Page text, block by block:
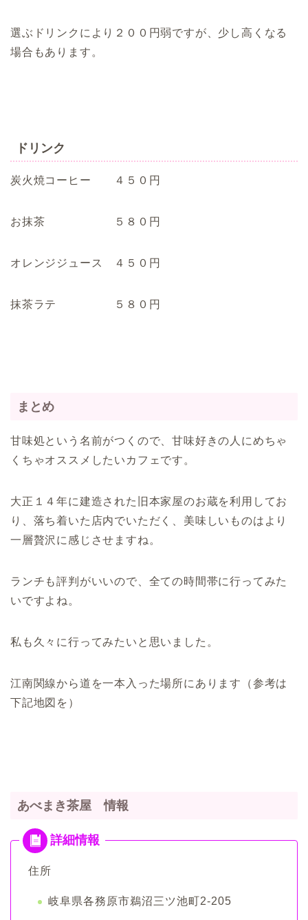
選ぶドリンクにより２００円弱ですが、少し高くなる
場合もあります。
ドリンク
炭火焼コーヒー ４５０円
お抹茶 ５８０円
オレンジジュース ４５０円
抹茶ラテ ５８０円
まとめ
甘味処という名前がつくので、甘味好きの人にめちゃ
くちゃオススメしたいカフェです。
大正１４年に建造された旧本家屋のお蔵を利用してお
り、落ち着いた店内でいただく、美味しいものはより
一層贅沢に感じさせますね。
ランチも評判がいいので、全ての時間帯に行ってみた
いですよね。
私も久々に行ってみたいと思いました。
江南関線から道を一本入った場所にあります（参考は
下記地図を）
あべまき茶屋 情報
住所
岐阜県各務原市鵜沼三ツ池町2-205